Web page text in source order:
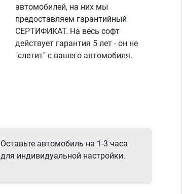
автомобилей, на них мы
предоставляем гарантийный
СЕРТИФИКАТ. На весь софт
действует гарантия 5 лет - он не
"слетит" с вашего автомобиля.
Оставьте автомобиль на 1-3 часа
для индивидуальной настройки.